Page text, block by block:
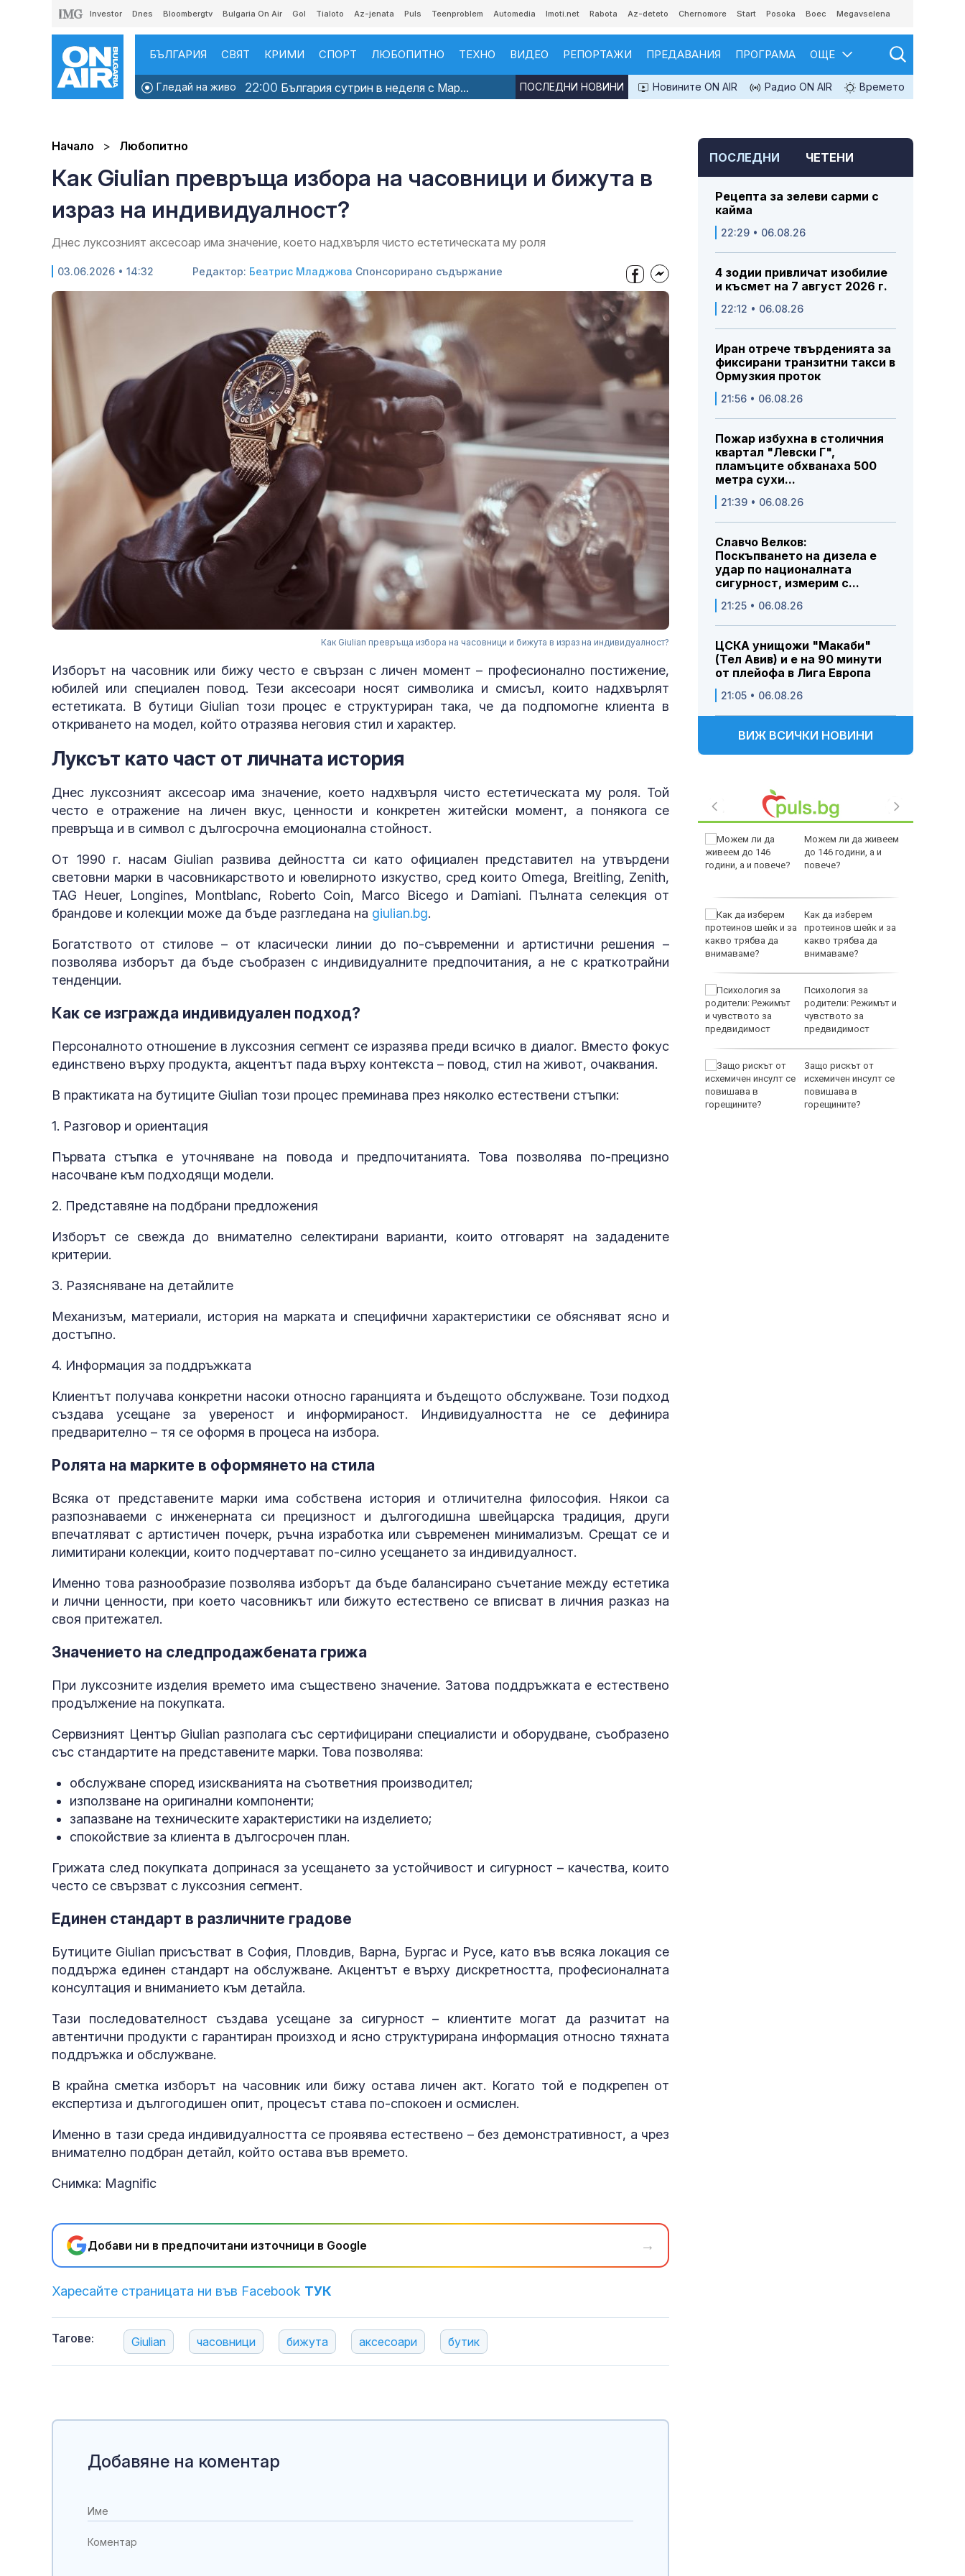
Investor Dnes Bloombergtv Bulgaria On Air Gol Tialoto Az-jenata Puls Teenproblem Automedia Imoti.net Rabota Az-deteto Chernomore Start Posoka Boec Megavselena
БЪЛГАРИЯ СВЯТ КРИМИ СПОРТ ЛЮБОПИТНО ТЕХНО ВИДЕО РЕПОРТАЖИ ПРЕДАВАНИЯ ПРОГРАМА ОЩЕ
Гледай на живо 22:00 България сутрин в неделя с Мар... Новините ON AIR Радио ON AIR Времето
ПОСЛЕДНИ НОВИНИ
Начало Любопитно
Как Giulian превръща избора на часовници и бижута в
израз на индивидуалност?
Днес луксозният аксесоар има значение, което надхвърля чисто естетическата му роля
03.06.2026 • 14:32 Редактор: Беатрис Младжова Спонсорирано съдържание
Как Giulian превръща избора на часовници и бижута в израз на индивидуалност?
Изборът на часовник или бижу често е свързан с личен момент – професионално постижение,
юбилей или специален повод. Тези аксесоари носят символика и смисъл, които надхвърлят
естетиката. В бутици Giulian този процес е структуриран така, че да подпомогне клиента в
откриването на модел, който отразява неговия стил и характер.
Луксът като част от личната история
Днес луксозният аксесоар има значение, което надхвърля чисто естетическата му роля. Той
често е отражение на личен вкус, ценности и конкретен житейски момент, а понякога се
превръща и в символ с дългосрочна емоционална стойност.
От 1990 г. насам Giulian развива дейността си като официален представител на утвърдени
световни марки в часовникарството и ювелирното изкуство, сред които Omega, Breitling, Zenith,
TAG Heuer, Longines, Montblanc, Roberto Coin, Marco Bicego и Damiani. Пълната селекция от
брандове и колекции може да бъде разгледана на giulian.bg.
Богатството от стилове – от класически линии до по-съвременни и артистични решения –
позволява изборът да бъде съобразен с индивидуалните предпочитания, а не с краткотрайни
тенденции.
Как се изгражда индивидуален подход?
Персоналното отношение в луксозния сегмент се изразява преди всичко в диалог. Вместо фокус
единствено върху продукта, акцентът пада върху контекста – повод, стил на живот, очаквания.
В практиката на бутиците Giulian този процес преминава през няколко естествени стъпки:
1. Разговор и ориентация
Първата стъпка е уточняване на повода и предпочитанията. Това позволява по-прецизно
насочване към подходящи модели.
2. Представяне на подбрани предложения
Изборът се свежда до внимателно селектирани варианти, които отговарят на зададените
критерии.
3. Разясняване на детайлите
Механизъм, материали, история на марката и специфични характеристики се обясняват ясно и
достъпно.
4. Информация за поддръжката
Клиентът получава конкретни насоки относно гаранцията и бъдещото обслужване. Този подход
създава усещане за увереност и информираност. Индивидуалността не се дефинира
предварително – тя се оформя в процеса на избора.
Ролята на марките в оформянето на стила
Всяка от представените марки има собствена история и отличителна философия. Някои са
разпознаваеми с инженерната си прецизност и дългогодишна швейцарска традиция, други
впечатляват с артистичен почерк, ръчна изработка или съвременен минимализъм. Срещат се и
лимитирани колекции, които подчертават по-силно усещането за индивидуалност.
Именно това разнообразие позволява изборът да бъде балансирано съчетание между естетика
и лични ценности, при което часовникът или бижуто естествено се вписват в личния разказ на
своя притежател.
Значението на следпродажбената грижа
При луксозните изделия времето има съществено значение. Затова поддръжката е естествено
продължение на покупката.
Сервизният Център Giulian разполага със сертифицирани специалисти и оборудване, съобразено
със стандартите на представените марки. Това позволява:
обслужване според изискванията на съответния производител;
използване на оригинални компоненти;
запазване на техническите характеристики на изделието;
спокойствие за клиента в дългосрочен план.
Грижата след покупката допринася за усещането за устойчивост и сигурност – качества, които
често се свързват с луксозния сегмент.
Единен стандарт в различните градове
Бутиците Giulian присъстват в София, Пловдив, Варна, Бургас и Русе, като във всяка локация се
поддържа единен стандарт на обслужване. Акцентът е върху дискретността, професионалната
консултация и вниманието към детайла.
Тази последователност създава усещане за сигурност – клиентите могат да разчитат на
автентични продукти с гарантиран произход и ясно структурирана информация относно тяхната
поддръжка и обслужване.
В крайна сметка изборът на часовник или бижу остава личен акт. Когато той е подкрепен от
експертиза и дългогодишен опит, процесът става по-спокоен и осмислен.
Именно в тази среда индивидуалността се проявява естествено – без демонстративност, а чрез
внимателно подбран детайл, който остава във времето.
Снимка: Magnific
Добави ни в предпочитани източници в Google →
Харесайте страницата ни във Facebook ТУК
Тагове: Giulian часовници бижута аксесоари бутик
ПОСЛЕДНИ ЧЕТЕНИ
Рецепта за зелеви сарми с
кайма
22:29 • 06.08.26
4 зодии привличат изобилие
и късмет на 7 август 2026 г.
22:12 • 06.08.26
Иран отрече твърденията за
фиксирани транзитни такси в
Ормузкия проток
21:56 • 06.08.26
Пожар избухна в столичния
квартал "Левски Г",
пламъците обхванаха 500
метра сухи...
21:39 • 06.08.26
Славчо Велков:
Поскъпването на дизела е
удар по националната
сигурност, измерим с...
21:25 • 06.08.26
ЦСКА унищожи "Макаби"
(Тел Авив) и е на 90 минути
от плейофа в Лига Европа
21:05 • 06.08.26
ВИЖ ВСИЧКИ НОВИНИ
превърнаха в един
енергиен шок
ЧРД
противоракетен радар
Шон Мендес разкри с
обясни в любов
Можем ли да живеем
до 146 години, а и
повече?
Как да изберем
протеинов шейк и за
какво трябва да
внимаваме?
Психология за
родители: Режимът и
чувството за
предвидимост
Защо рискът от
исхемичен инсулт се
повишава в
горещините?
Добавяне на коментар